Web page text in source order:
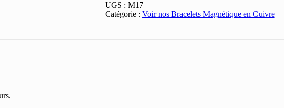
Magnétique
#
UGS : M17
Catégorie : Voir nos Bracelets Magnétique en Cuivre